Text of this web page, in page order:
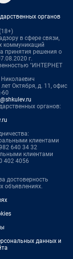
органов
в сфере связи,
коммуникаций
принятия решения о
г.
"ИНТЕРНЕТ
Октября, д. 11, офис
60
органов:
клиентами
640 34 32
клиентами
402 4056
достоверность
объявлениях.
данных и